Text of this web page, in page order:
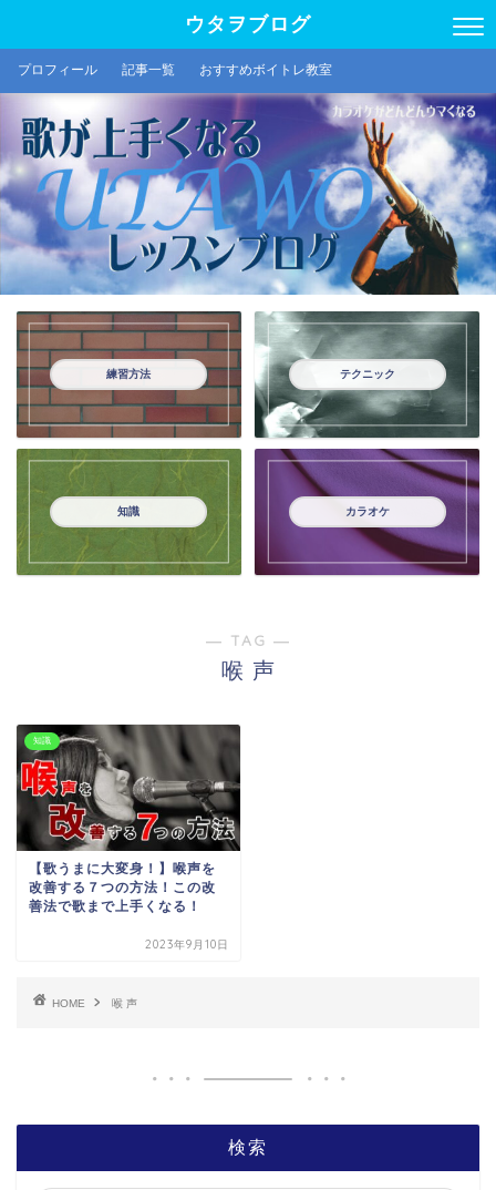
ウタヲブログ
プロフィール 記事一覧 おすすめボイトレ教室
練習方法 テクニック
知識 カラオケ
― TAG ―
喉 声
知識
【歌うまに大変身！】喉声を
改善する７つの方法！この改
善法で歌まで上手くなる！
2023年9月10日
HOME 喉 声
検索